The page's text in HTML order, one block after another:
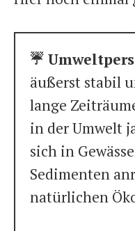
☔️
äußerst stabil
lange
in der Umwelt
sich in
Sedimenten
natürlichen